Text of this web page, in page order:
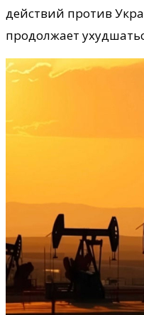
действий против
продолжает